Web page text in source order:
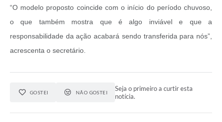
“O modelo proposto coincide com o início do período chuvoso,
o que também mostra que é algo inviável e que a
responsabilidade da ação acabará sendo transferida para nós”,
acrescenta o secretário.
GOSTEI NÃO GOSTEI
Seja o primeiro a curtir esta
notícia.